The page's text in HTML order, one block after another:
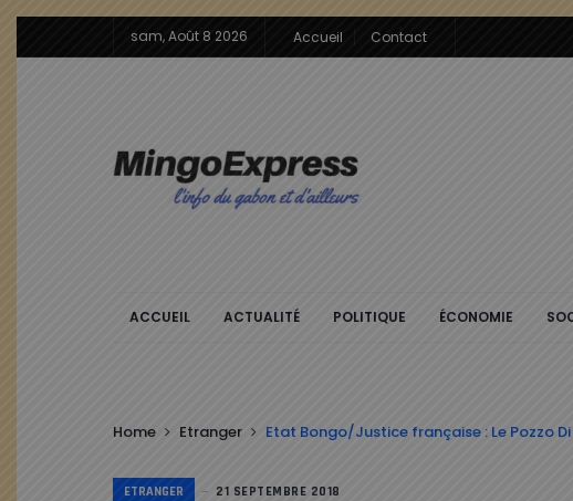
sam, Août 8 2026 Accueil Contact
ACCUEIL ACTUALITÉ POLITIQUE ÉCONOMIE
Home Etranger Etat Bongo/Justice française : Le Pozzo
ETRANGER 21 SEPTEMBRE 2018